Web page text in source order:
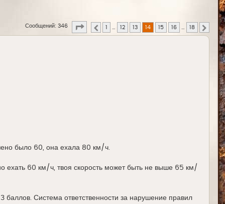
Сообщений: 346 Страница из
1 12 13 14 15 16 18 След.
было 60, она ехала 80 км/ч.
ехать 60 км/ч, твоя скорость может быть не выше 65 км/
Система ответственности за нарушение правил